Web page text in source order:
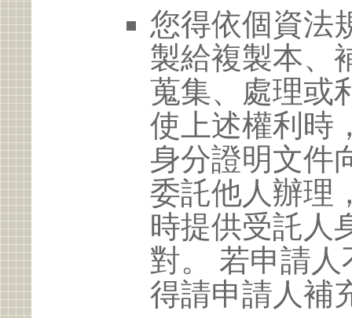
您得依個資法
製給複製本、
蒐集、處理或
使上述權利時
身分證明文件
委託他人辦理
時提供受託人
對。 若申請
得請申請人補